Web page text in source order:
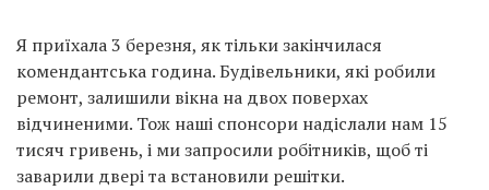
Я приїхала 3 березня, як тільки закінчилася
комендантська година. Будівельники, які робили
ремонт, залишили вікна на двох поверхах
відчиненими. Тож наші спонсори надіслали нам 15
тисяч гривень, і ми запросили робітників, щоб ті
заварили двері та встановили решітки.